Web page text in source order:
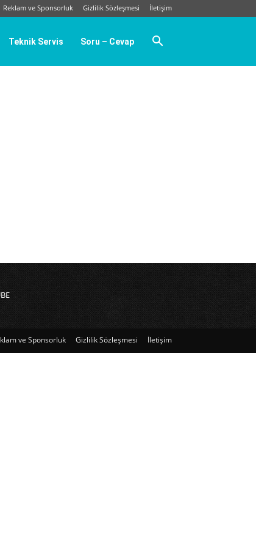
Reklam ve Sponsorluk Gizlilik Sözleşmesi İletişim
Teknik Servis Soru – Cevap
ve Sponsorluk Gizlilik Sözleşmesi İletişim